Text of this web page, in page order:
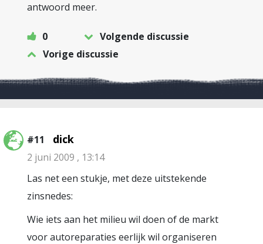
antwoord meer.
0
Volgende discussie
Vorige discussie
#11 dick
2 juni 2009 , 13:14
Las net een stukje, met deze uitstekende
zinsnedes:
Wie iets aan het milieu wil doen of de markt
voor autoreparaties eerlijk wil organiseren